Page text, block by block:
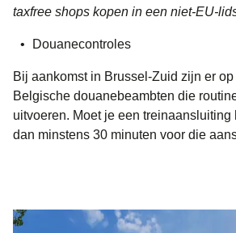
taxfree shops kopen in een niet-EU-
Douanecontroles
Bij aankomst in Brussel-Zuid zijn er
Belgische douanebeambten die
uitvoeren. Moet je een treinaansluiting
dan minstens 30 minuten voor die